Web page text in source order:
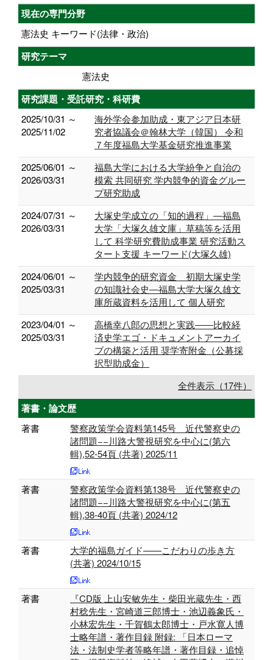
現在の専門分野
憲法史 キーワード(法律・政治)
研究テーマ
憲法史
研究課題・受託研究・科研費
2025/10/31 ～
2025/11/02
海外学会参加助成・東アジア日本研
究者協議会＠翰林大学（韓国） 令和
７年度福島大学基金研究推進事業
2025/06/01 ～
2026/03/31
福島大学における大学紛争と自治の
模索 共同研究 学内競争的資金グルー
プ研究助成
2024/07/31 ～
2026/03/31
大塚史学成立の「知的過程」―福島
大学「大塚久雄文庫」草稿等を活用
して 科学研究費助成事業 研究活動ス
タート支援 キーワード(大塚久雄)
2024/06/01 ～
2025/03/31
学内競争的研究資金 初期大塚史学
の知識社会史―福島大学大塚久雄文
庫所蔵資料を活用して 個人研究
2023/04/01 ～
2025/03/31
高橋幸八郎の思想と実践――比較経
済史学エゴ・ドキュメントアーカイ
ブの構築と活用 奨学寄附金（公募採
択型助成金）
全件表示（17件）
著書・論文歴
著書
警察政策学会資料第145号 近代警察史の
諸問題−−川路大警視研究を中心に(第六
輯),52-54頁 (共著) 2025/11
著書
警察政策学会資料第138号 近代警察史の
諸問題−−川路大警視研究を中心に(第五
輯),38-40頁 (共著) 2024/12
著書
大学的福島ガイド——こだわりの歩き方
(共著) 2024/10/15
著書
『CD版 上山安敏先生・柴田光蔵先生・西
村稔先生・宮崎道三郎博士・池辺義象氏・
小林宏先生・千賀鶴太郎博士・戸水寛人博
士略年譜・著作目録 附録: 「日本ローマ
法・法制史学者等略年譜・著作目録・追悼